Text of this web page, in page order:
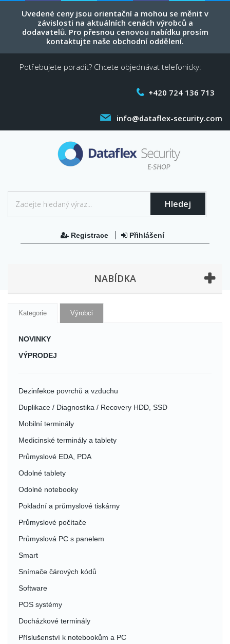
Uvedené ceny jsou orientační a mohou se měnit v
závislosti na aktuálních cenách výrobců a
dodavatelů. Pro přesnou cenovou nabídku prosím
kontaktujte naše obchodní oddělení.
Potřebujete poradit? Chcete objednávat telefonicky:
+420 724 136 713
info@dataflex-security.com
Hledej
Registrace Přihlášení
NABÍDKA
Kategorie Výrobci
NOVINKY
VÝPRODEJ
Dezinfekce povrchů a vzduchu
Duplikace / Diagnostika / Recovery HDD, SSD
Mobilní terminály
Medicinské terminály a tablety
Průmyslové EDA, PDA
Odolné tablety
Odolné notebooky
Pokladní a průmyslové tiskárny
Průmyslové počítače
Průmyslová PC s panelem
Smart
Snímače čárových kódů
Software
POS systémy
Docházkové terminály
Příslušenství k notebookům a PC